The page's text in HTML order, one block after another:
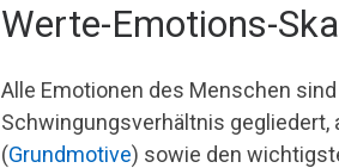
Werte-Emotions-
Alle Emotionen des Menschen
Schwingungsverhältnis
(Grundmotive) sowie den